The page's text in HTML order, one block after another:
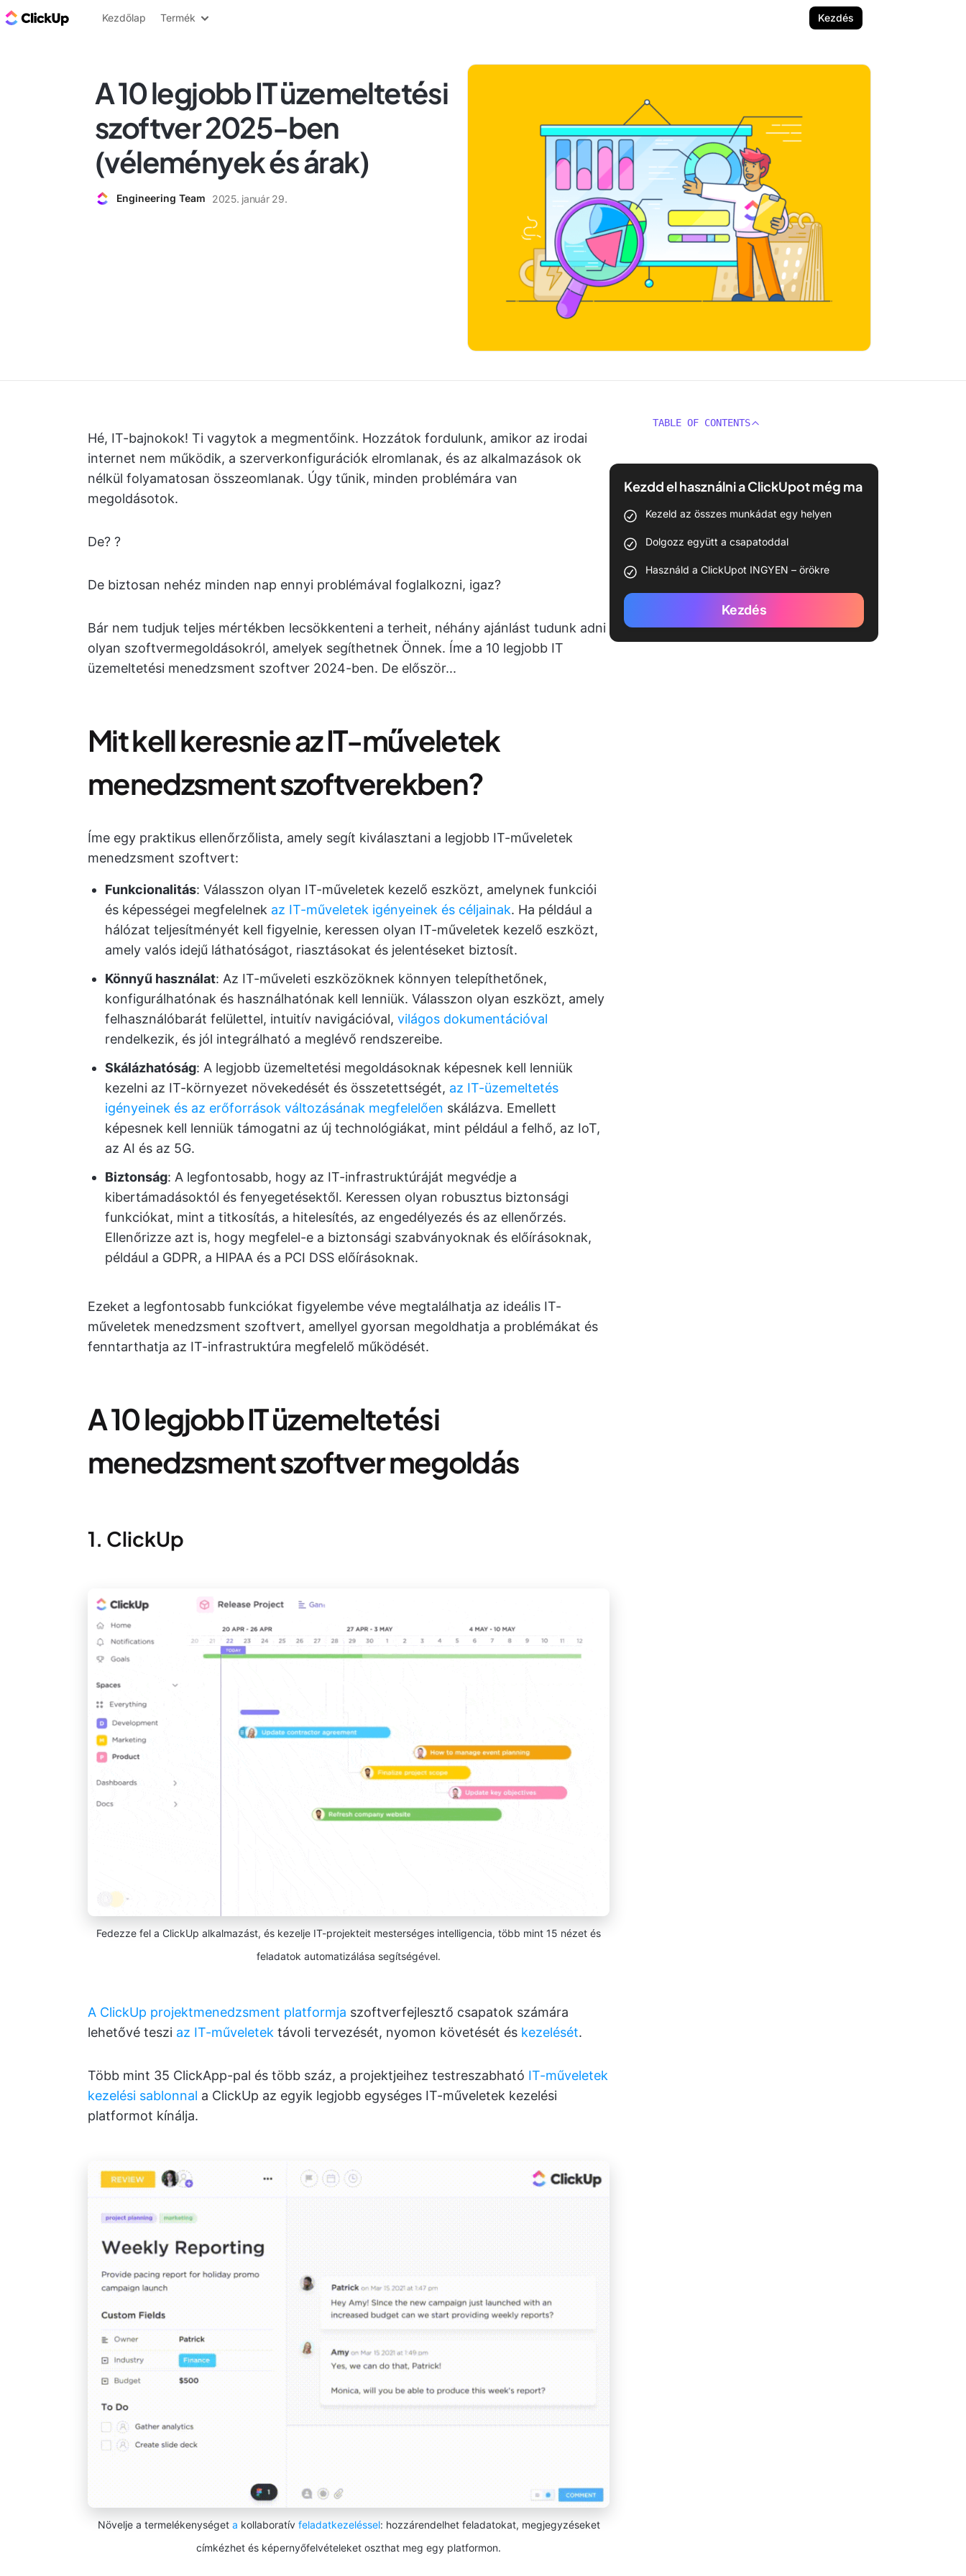
ClickUp blog
Kezdőlap Termék Kezdés
A 10 legjobb IT üzemeltetési
szoftver 2025-ben
(vélemények és árak)
Engineering Team 2025. január 29.
Hé, IT-bajnokok! Ti vagytok a megmentőink. Hozzátok fordulunk, amikor az irodai
internet nem működik, a szerverkonfigurációk elromlanak, és az alkalmazások ok
nélkül folyamatosan összeomlanak. Úgy tűnik, minden problémára van
megoldásotok.
De? ?
De biztosan nehéz minden nap ennyi problémával foglalkozni, igaz?
Bár nem tudjuk teljes mértékben lecsökkenteni a terheit, néhány ajánlást tudunk adni
olyan szoftvermegoldásokról, amelyek segíthetnek Önnek. Íme a 10 legjobb IT
üzemeltetési menedzsment szoftver 2024-ben. De először...
Mit kell keresnie az IT-műveletek
menedzsment szoftverekben?
Íme egy praktikus ellenőrzőlista, amely segít kiválasztani a legjobb IT-műveletek
menedzsment szoftvert:
Funkcionalitás: Válasszon olyan IT-műveletek kezelő eszközt, amelynek funkciói
és képességei megfelelnek az IT-műveletek igényeinek és céljainak. Ha például a
hálózat teljesítményét kell figyelnie, keressen olyan IT-műveletek kezelő eszközt,
amely valós idejű láthatóságot, riasztásokat és jelentéseket biztosít.
Könnyű használat: Az IT-műveleti eszközöknek könnyen telepíthetőnek,
konfigurálhatónak és használhatónak kell lenniük. Válasszon olyan eszközt, amely
felhasználóbarát felülettel, intuitív navigációval, világos dokumentációval
rendelkezik, és jól integrálható a meglévő rendszereibe.
Skálázhatóság: A legjobb üzemeltetési megoldásoknak képesnek kell lenniük
kezelni az IT-környezet növekedését és összetettségét, az IT-üzemeltetés
igényeinek és az erőforrások változásának megfelelően skálázva. Emellett
képesnek kell lenniük támogatni az új technológiákat, mint például a felhő, az IoT,
az AI és az 5G.
Biztonság: A legfontosabb, hogy az IT-infrastruktúráját megvédje a
kibertámadásoktól és fenyegetésektől. Keressen olyan robusztus biztonsági
funkciókat, mint a titkosítás, a hitelesítés, az engedélyezés és az ellenőrzés.
Ellenőrizze azt is, hogy megfelel-e a biztonsági szabványoknak és előírásoknak,
például a GDPR, a HIPAA és a PCI DSS előírásoknak.
Ezeket a legfontosabb funkciókat figyelembe véve megtalálhatja az ideális IT-
műveletek menedzsment szoftvert, amellyel gyorsan megoldhatja a problémákat és
fenntarthatja az IT-infrastruktúra megfelelő működését.
A 10 legjobb IT üzemeltetési
menedzsment szoftver megoldás
1. ClickUp
Fedezze fel a ClickUp alkalmazást, és kezelje IT-projekteit mesterséges intelligencia, több mint 15 nézet és
feladatok automatizálása segítségével.
A ClickUp projektmenedzsment platformja szoftverfejlesztő csapatok számára
lehetővé teszi az IT-műveletek távoli tervezését, nyomon követését és kezelését.
Több mint 35 ClickApp-pal és több száz, a projektjeihez testreszabható IT-műveletek
kezelési sablonnal a ClickUp az egyik legjobb egységes IT-műveletek kezelési
platformot kínálja.
Növelje a termelékenységet a kollaboratív feladatkezeléssel: hozzárendelhet feladatokat, megjegyzéseket
címkézhet és képernyőfelvételeket oszthat meg egy platformon.
TABLE OF CONTENTS
Kezdd el használni a ClickUpot még ma
Kezeld az összes munkádat egy helyen
Dolgozz együtt a csapatoddal
Használd a ClickUpot INGYEN – örökre
Kezdés